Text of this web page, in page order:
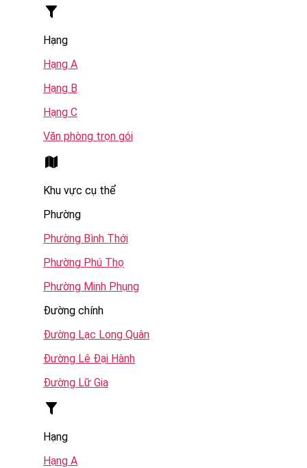
Hạng
Hạng A
Hạng B
Hạng C
Văn phòng trọn gói
Khu vực cụ thể
Phường
Phường Bình Thới
Phường Phú Thọ
Phường Minh Phụng
Đường chính
Đường Lạc Long Quân
Đường Lê Đại Hành
Đường Lữ Gia
Hạng
Hạng A